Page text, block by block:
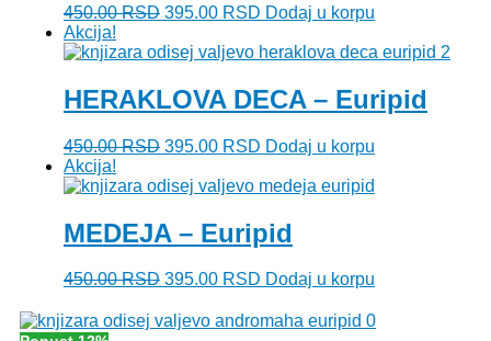
450.00RSD Originalna
je
450.00 RSD.
395.00 RSD Trenutna
je:
Dodaj u korpu
Akcija!
HERAKLOVA DECA – Euripid
450.00RSD Originalna
je
450.00 RSD.
395.00 RSD Trenutna
je:
Dodaj u korpu
Akcija!
MEDEJA – Euripid
450.00RSD Originalna
je
395.00 RSD Trenutna
je:
Dodaj u korpu